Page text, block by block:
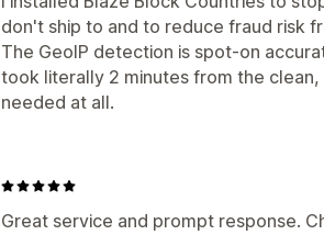
don't ship to and to reduce fraud risk
The GeoIP detection is spot-on
took literally 2 minutes from the
needed at all.
Great service and prompt response.